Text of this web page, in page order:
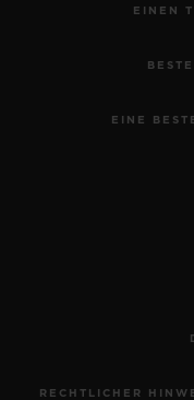
EINEN
EINE
RECHTLICHER